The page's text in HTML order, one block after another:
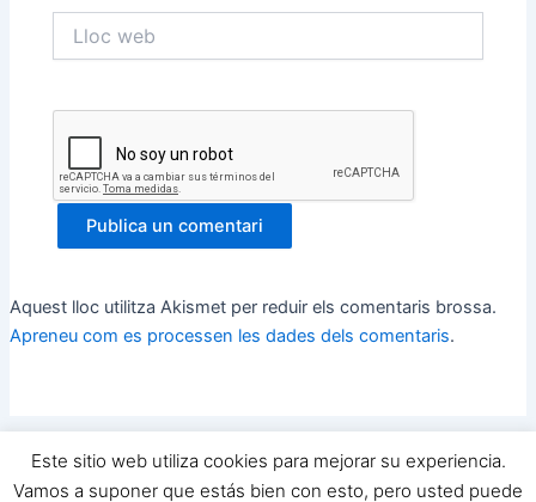
web
Aquest lloc utilitza Akismet per reduir els comentaris brossa.
Apreneu com es processen les dades dels comentaris.
Copyright © 2026 Yo Quiero Ser Futbolista y TU ? | Powered by
Este sitio web utiliza cookies para mejorar su experiencia.
Vamos a suponer que estás bien con esto, pero usted puede